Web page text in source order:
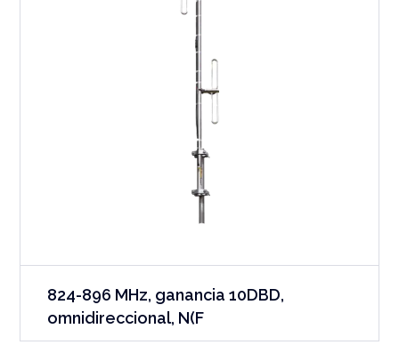
824-896 MHz, ganancia 10DBD,
omnidireccional, N(F